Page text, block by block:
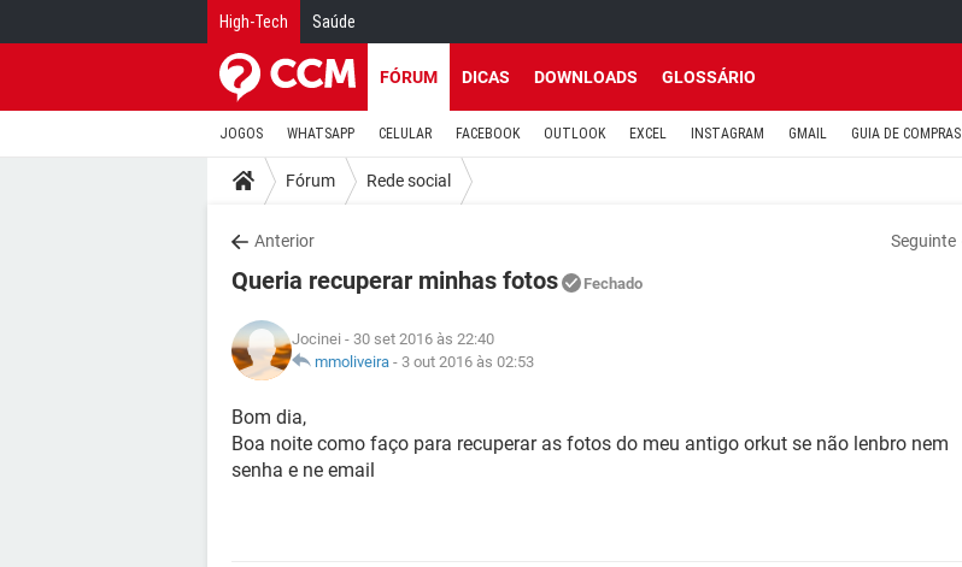
High-Tech Saúde
FÓRUM DICAS DOWNLOADS GLOSSÁRIO
JOGOS WHATSAPP CELULAR FACEBOOK OUTLOOK EXCEL INSTAGRAM GMAIL GUIA DE COMPRAS
Fórum Rede social
Anterior Seguinte
Queria recuperar minhas fotos Fechado
Jocinei - 30 set 2016 às 22:40
mmoliveira - 3 out 2016 às 02:53
Bom dia,
Boa noite como faço para recuperar as fotos do meu antigo orkut se não lenbro nem
senha e ne email